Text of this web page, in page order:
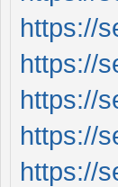
https://
https://
https://
https://
https://